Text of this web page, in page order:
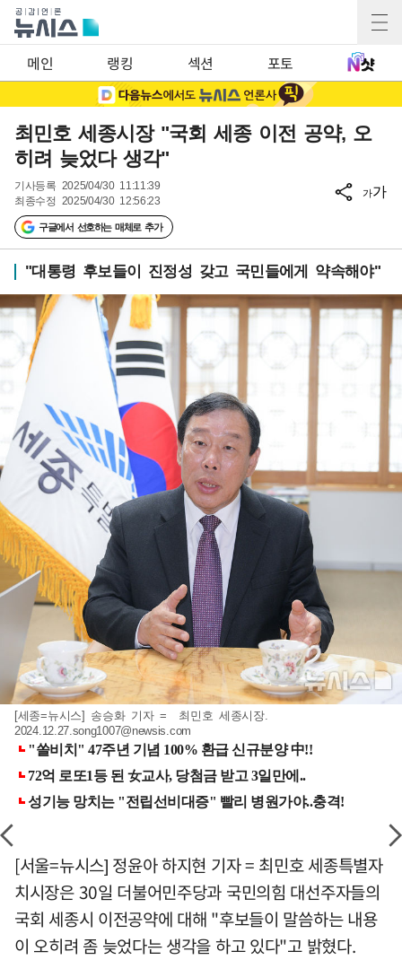
메인 랭킹 섹션 포토
최민호 세종시장 "국회 세종 이전 공약, 오
히려 늦었다 생각"
기사등록 2025/04/30 11:11:39
최종수정 2025/04/30 12:56:23
구글에서 선호하는 매체로 추가
가가
"대통령 후보들이 진정성 갖고 국민들에게 약속해야"
[세종=뉴시스] 송승화 기자 = 최민호 세종시장.
2024.12.27.song1007@newsis.com
[서울=뉴시스] 정윤아 하지현 기자 = 최민호 세종특별자
치시장은 30일 더불어민주당과 국민의힘 대선주자들의
국회 세종시 이전공약에 대해 "후보들이 말씀하는 내용
이 오히려 좀 늦었다는 생각을 하고 있다"고 밝혔다.